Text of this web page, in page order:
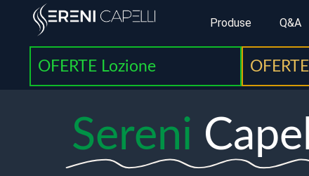
Produse Q&A
OFERTE Lozione
Sereni